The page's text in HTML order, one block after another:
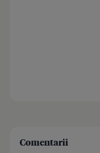
Comentarii